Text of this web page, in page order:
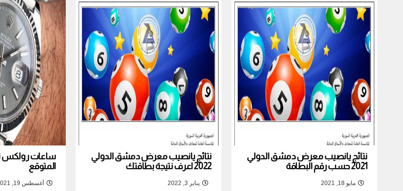
نتائج يانصيب معرض دمشق الدولي
2021 حسب رقم البطاقة
مايو 18, 2021
نتائج يانصيب معرض دمشق الدولي
2022 اعرف نتيجة بطاقتك
يناير 3, 2022
ساعات رولكس
المتوقع
أغسطس 19, 2021